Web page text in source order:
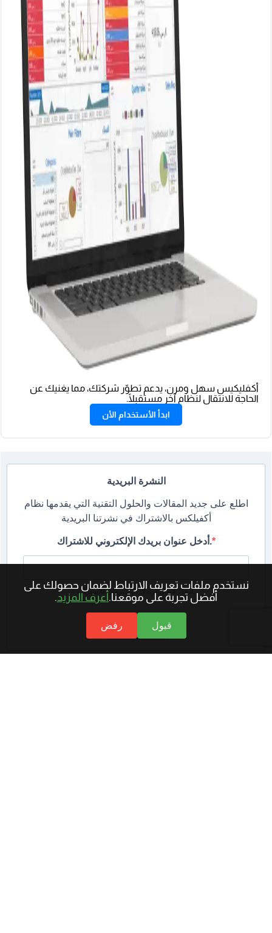
أكفليكيس سهل ومرن، يدعم تطوّر شركتك، مما يغنيك عن
الحاجة للانتقال لنظام آخر مستقبلًا.
ابدأ الأستخدام الأن
النشرة البريدية
اطلع على جديد المقالات والحلول التقنية التي يقدمها نظام
أكفيلكس بالاشتراك في نشرتنا البريدية
أدخل عنوان بريدك الإلكتروني للاشتراك.
أدخل عنوان بريدك الإلكتروني للاشتراك.
إشترك الأن
نستخدم ملفات تعريف الارتباط لضمان حصولك على
أفضل تجربة على موقعنا.أعرف المزيد.
قبول رفض